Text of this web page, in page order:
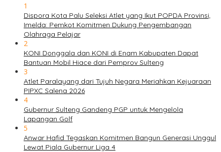
1
Dispora Kota Palu Seleksi Atlet yang Ikut POPDA Provinsi,
Imelda: Pemkot Komitmen Dukung Pengembangan
Olahraga Pelajar
2
KONI Donggala dan KONI di Enam Kabupaten Dapat
Bantuan Mobil Hiace dari Pemprov Sulteng
3
Atlet Paralayang dari Tujuh Negara Meriahkan Kejuaraan
PIPXC Salena 2026
4
Gubernur Sulteng Gandeng PGP untuk Mengelola
Lapangan Golf
5
Anwar Hafid Tegaskan Komitmen Bangun Generasi Unggul
Lewat Piala Gubernur Liga 4